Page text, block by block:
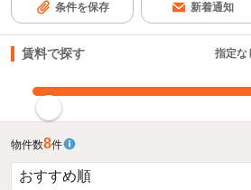
条件を保存 新着通知
賃料で探す 指定な
物件数8件